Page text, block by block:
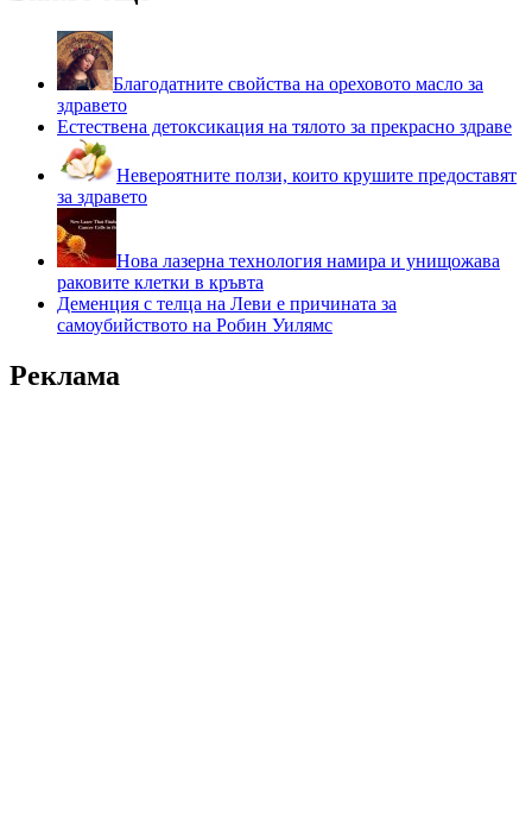
Благодатните свойства на ореховото масло за
здравето
Естествена детоксикация на тялото за прекрасно здраве
Невероятните ползи, които крушите предоставят
за здравето
Нова лазерна технология намира и унищожава
раковите клетки в кръвта
Деменция с телца на Леви е причината за
самоубийството на Робин Уилямс
Реклама